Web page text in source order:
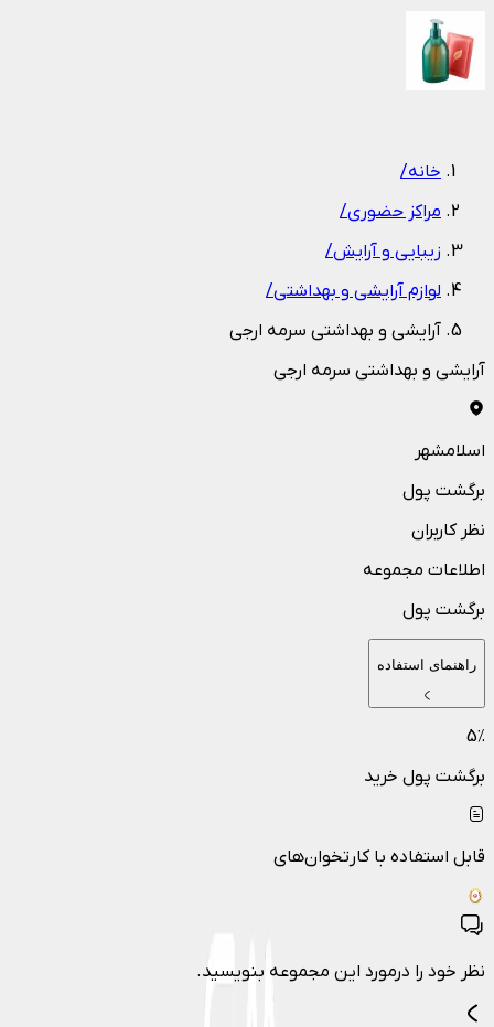
خانه/
مراکز حضوری/
زیبایی و آرایش/
لوازم آرایشی و بهداشتی/
آرایشی و بهداشتی سرمه ارجی
آرایشی و بهداشتی سرمه ارجی
اسلامشهر
برگشت پول
نظر کاربران
اطلاعات مجموعه
برگشت پول
راهنمای استفاده
5٪
برگشت پول خرید
قابل استفاده با کارتخوان‌های
نظر خود را درمورد این مجموعه بنویسید.